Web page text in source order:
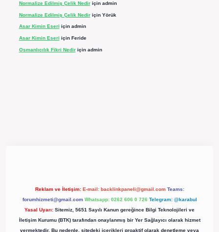
Normalize Edilmiş Çelik Nediriçin admin
Normalize Edilmiş Çelik Nediriçin Yörük
Asar Kimin Eseri için admin
Asar Kimin Eseri için Feride
Osmanlıcılık Fikri Nediriçin admin
Reklam ve İletişim: E-mail: backlinkpaneli@gmail.com Teams:
forumhizmeti@gmail.com Whatsapp: 0262 606 0 726 Telegram: @karabul
Yasal Uyarı: Sitemiz, 5651 Sayılı Kanun gereğince Bilgi Teknolojileri ve
İletişim Kurumu (BTK) tarafından onaylanmış bir Yer Sağlayıcı olarak hizmet
vermektedir. Bu nedenle, sitedeki içerikleri proaktif olarak denetleme veya